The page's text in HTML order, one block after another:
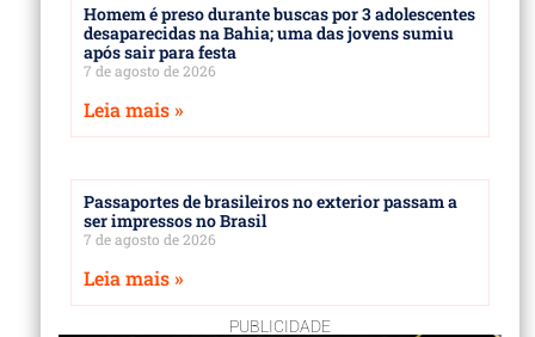
Homem é preso durante buscas por 3 adolescentes
desaparecidas na Bahia; uma das jovens sumiu
após sair para festa
7 de agosto de 2026
Leia mais »
Passaportes de brasileiros no exterior passam a
ser impressos no Brasil
7 de agosto de 2026
Leia mais »
PUBLICIDADE